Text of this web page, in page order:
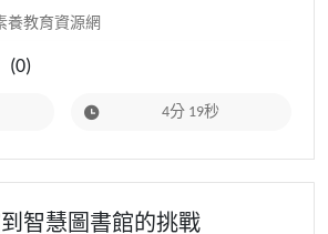
養教育資源網
(0)
4分 19秒
智慧圖書館的挑戰